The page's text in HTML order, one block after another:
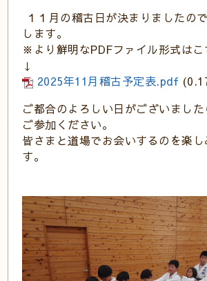
１１月の稽古日が決まりましたの
します。
※より鮮明なPDFファイル形式はこ
↓
2025年11月稽古予定表.pdf
ご都合のよろしい日がございまし
ご参加ください。
皆さまと道場でお会いするのを楽
す。